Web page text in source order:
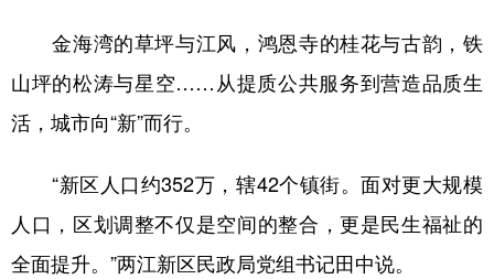
金海湾的草坪与江风，鸿恩寺的桂花与古韵，铁
山坪的松涛与星空……从提质公共服务到营造品质生
活，城市向“新”而行。
“新区人口约352万，辖42个镇街。面对更大规模
人口，区划调整不仅是空间的整合，更是民生福祉的
全面提升。”两江新区民政局党组书记田中说。